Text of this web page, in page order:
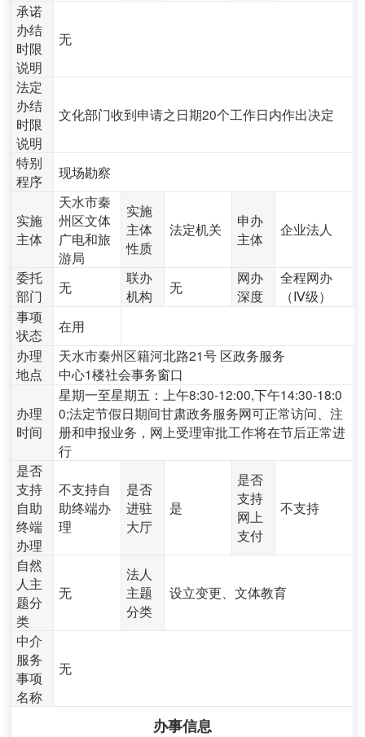
承诺
办结
时限
说明
无
法定
办结
时限
说明
文化部门收到申请之日期20个工作日内作出决定
特别
程序
现场勘察
实施
主体
天水市秦
州区文体
广电和旅
游局
实施
主体
性质
法定机关
申办
主体
企业法人
委托
部门
无
联办
机构
无
网办
深度
全程网办
（Ⅳ级）
事项
状态
在用
办理
地点
天水市秦州区籍河北路21号 区政务服务
中心1楼社会事务窗口
办理
时间
星期一至星期五：上午8:30-12:00,下午14:30-18:0
0;法定节假日期间甘肃政务服务网可正常访问、注
册和申报业务，网上受理审批工作将在节后正常进
行
是否
支持
自助
终端
办理
不支持自
助终端办
理
是否
进驻
大厅
是
是否
支持
网上
支付
不支持
自然
人主
题分
类
无
法人
主题
分类
设立变更、文体教育
中介
服务
事项
名称
无
办事信息